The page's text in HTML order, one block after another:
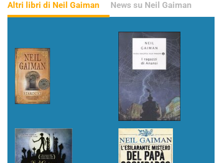
Altri libri di Neil Gaiman News su Neil Gaiman